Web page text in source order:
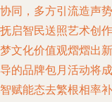
同，多方引流造声势
启智民送照艺术创作
文化价值观熠熠出新
的品牌包月活动将成
赋能态去繁根相率补